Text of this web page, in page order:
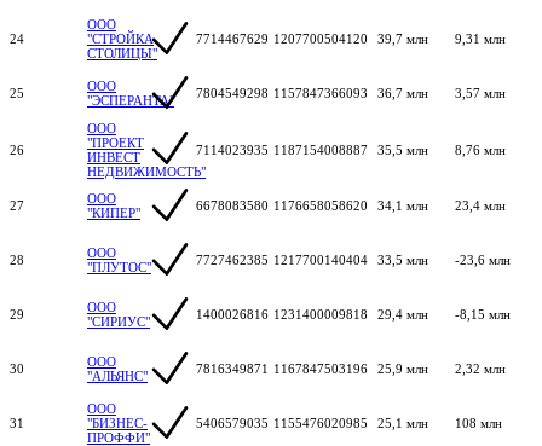
24
ООО
"СТРОЙКА
СТОЛИЦЫ"
7714467629 1207700504120 39,7 млн 9,31 млн
25
ООО
"ЭСПЕРАНТА"
7804549298 1157847366093 36,7 млн 3,57 млн
26
ООО
"ПРОЕКТ
ИНВЕСТ
НЕДВИЖИМОСТЬ"
7114023935 1187154008887 35,5 млн 8,76 млн
27
ООО
"КИПЕР"
6678083580 1176658058620 34,1 млн 23,4 млн
28
ООО
"ПЛУТОС"
7727462385 1217700140404 33,5 млн -23,6 млн
29
ООО
"СИРИУС"
1400026816 1231400009818 29,4 млн -8,15 млн
30
ООО
"АЛЬЯНС"
7816349871 1167847503196 25,9 млн 2,32 млн
31
ООО
"БИЗНЕС-
ПРОФФИ"
5406579035 1155476020985 25,1 млн 108 млн